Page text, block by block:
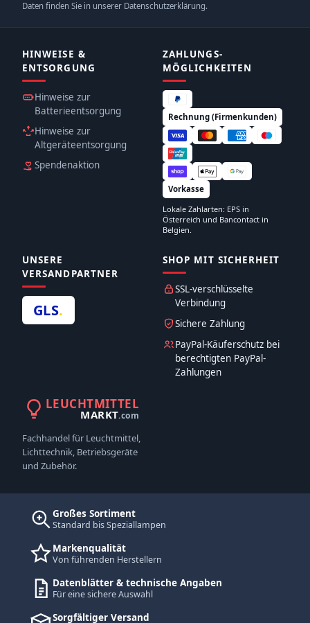
Daten finden Sie in unserer Datenschutzerklärung.
HINWEISE &
ENTSORGUNG
Hinweise zur
Batterieentsorgung
Hinweise zur
Altgeräteentsorgung
Spendenaktion
ZAHLUNGS­
MÖGLICHKEITEN
Rechnung (Firmenkunden)
Vorkasse
Lokale Zahlarten: EPS in
Österreich und Bancontact in
Belgien.
UNSERE
VERSANDPARTNER
GLS.
SHOP MIT SICHERHEIT
SSL-verschlüsselte
Verbindung
Sichere Zahlung
PayPal-Käuferschutz bei
berechtigten PayPal-
Zahlungen
LEUCHTMITTEL
MARKT.com
Fachhandel für Leuchtmittel,
Lichttechnik, Betriebsgeräte
und Zubehör.
Großes Sortiment
Standard bis Speziallampen
Markenqualität
Von führenden Herstellern
Datenblätter & technische Angaben
Für eine sichere Auswahl
Sorgfältiger Versand